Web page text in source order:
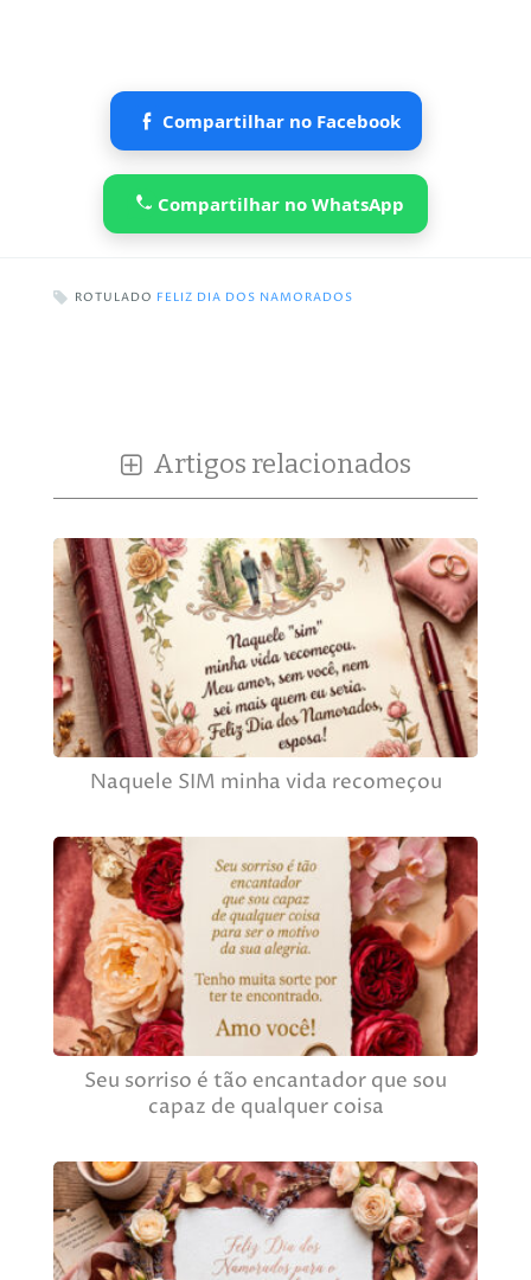
Compartilhar no Facebook
Compartilhar no WhatsApp
ROTULADO FELIZ DIA DOS NAMORADOS
Artigos relacionados
Naquele SIM minha vida recomeçou
Seu sorriso é tão encantador que sou
capaz de qualquer coisa